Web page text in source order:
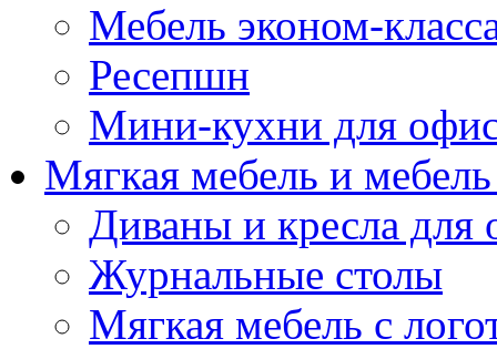
Мебель эконом-
Ресепшн
Мини-кухни для
Мягкая мебель и
Диваны и кресла для
Журнальные столы
Мягкая мебель с